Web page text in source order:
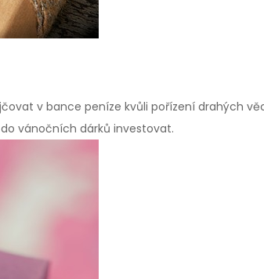
v bance peníze kvůli pořízení drahých
vánočních dárků investovat.